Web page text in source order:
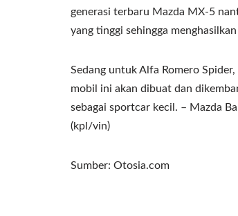
generasi terbaru Mazda MX-5
yang tinggi sehingga
Sedang untuk Alfa Romero
mobil ini akan dibuat dan
sebagai sportcar kecil. – Mazda
(kpl/vin)
Sumber: Otosia.com